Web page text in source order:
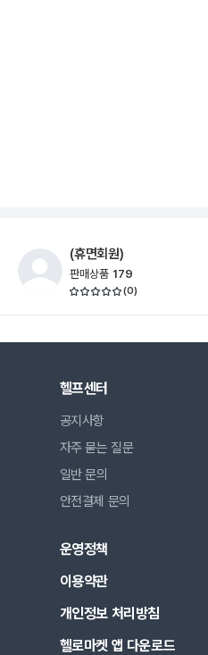
(휴면회원)
판매상품 179
(0)
헬프센터
공지사항
자주 묻는 질문
일반 문의
안전결제 문의
운영정책
이용약관
개인정보 처리방침
헬로마켓 앱 다운로드